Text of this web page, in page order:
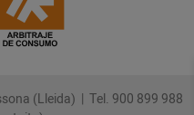
(Lleida) | Tel. 900 899 988